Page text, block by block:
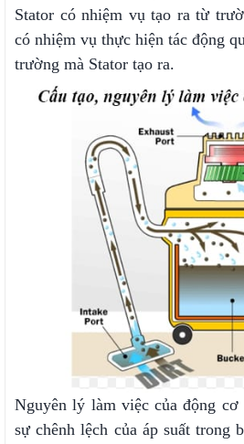
Stator có nhiệm vụ tạo ra từ
có nhiệm vụ thực hiện tác động
trường mà Stator tạo ra.
Nguyên lý làm việc của động
sự chênh lệch của áp suất trong